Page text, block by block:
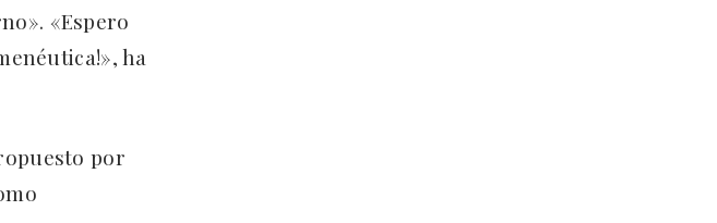
«Espero
ha
por